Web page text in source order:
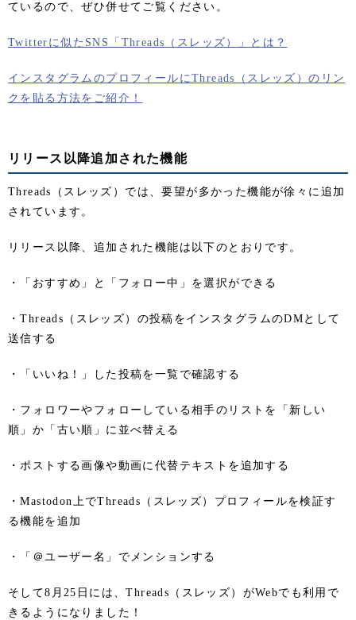
ているので、ぜひ併せてご覧ください。
Twitterに似たSNS「Threads（スレッズ）」とは？
インスタグラムのプロフィールにThreads（スレッズ）のリン
クを貼る方法をご紹介！
リリース以降追加された機能
Threads（スレッズ）では、要望が多かった機能が徐々に追加
されています。
リリース以降、追加された機能は以下のとおりです。
・「おすすめ」と「フォロー中」を選択ができる
・Threads（スレッズ）の投稿をインスタグラムのDMとして
送信する
・「いいね！」した投稿を一覧で確認する
・フォロワーやフォローしている相手のリストを「新しい
順」か「古い順」に並べ替える
・ポストする画像や動画に代替テキストを追加する
・Mastodon上でThreads（スレッズ）プロフィールを検証す
る機能を追加
・「＠ユーザー名」でメンションする
そして8月25日には、Threads（スレッズ）がWebでも利用で
きるようになりました！